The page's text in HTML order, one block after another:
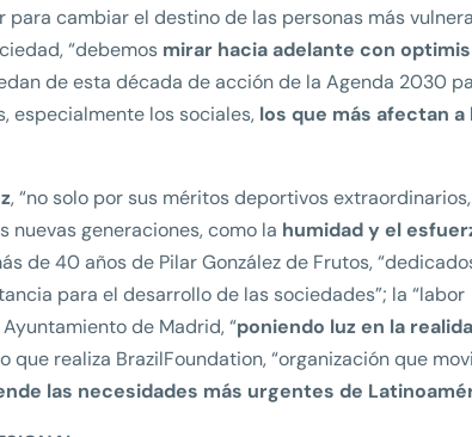
cambiar el destino de las personas más
“debemos mirar hacia adelante con
de esta década de acción de la Agenda 2030
especialmente los sociales, los que más afectan a
, “no solo por sus méritos deportivos
generaciones, como la humidad y el
de 40 años de Pilar González de Frutos,
para el desarrollo de las sociedades”; la “labor
de Madrid, “poniendo luz en la
que realiza BrazilFoundation, “organización que
las necesidades más urgentes de